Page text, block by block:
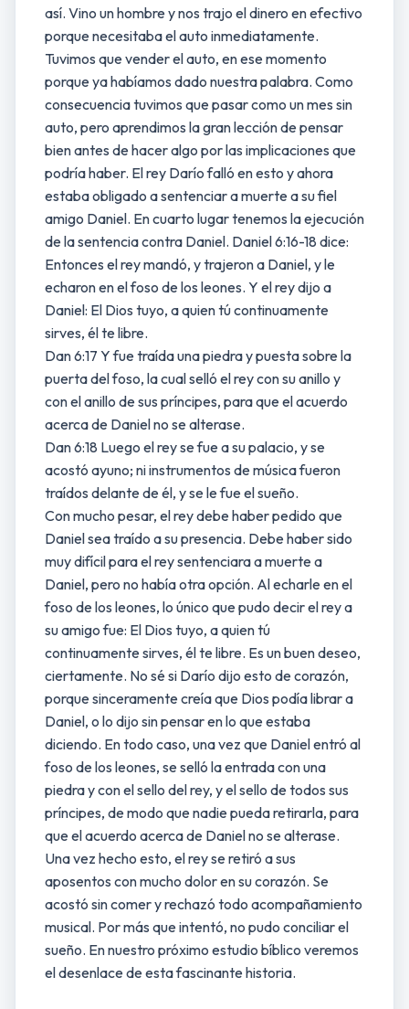
así. Vino un hombre y nos trajo el dinero en efectivo
porque necesitaba el auto inmediatamente.
Tuvimos que vender el auto, en ese momento
porque ya habíamos dado nuestra palabra. Como
consecuencia tuvimos que pasar como un mes sin
auto, pero aprendimos la gran lección de pensar
bien antes de hacer algo por las implicaciones que
podría haber. El rey Darío falló en esto y ahora
estaba obligado a sentenciar a muerte a su fiel
amigo Daniel. En cuarto lugar tenemos la ejecución
de la sentencia contra Daniel. Daniel 6:16-18 dice:
Entonces el rey mandó, y trajeron a Daniel, y le
echaron en el foso de los leones. Y el rey dijo a
Daniel: El Dios tuyo, a quien tú continuamente
sirves, él te libre.
Dan 6:17 Y fue traída una piedra y puesta sobre la
puerta del foso, la cual selló el rey con su anillo y
con el anillo de sus príncipes, para que el acuerdo
acerca de Daniel no se alterase.
Dan 6:18 Luego el rey se fue a su palacio, y se
acostó ayuno; ni instrumentos de música fueron
traídos delante de él, y se le fue el sueño.
Con mucho pesar, el rey debe haber pedido que
Daniel sea traído a su presencia. Debe haber sido
muy difícil para el rey sentenciara a muerte a
Daniel, pero no había otra opción. Al echarle en el
foso de los leones, lo único que pudo decir el rey a
su amigo fue: El Dios tuyo, a quien tú
continuamente sirves, él te libre. Es un buen deseo,
ciertamente. No sé si Darío dijo esto de corazón,
porque sinceramente creía que Dios podía librar a
Daniel, o lo dijo sin pensar en lo que estaba
diciendo. En todo caso, una vez que Daniel entró al
foso de los leones, se selló la entrada con una
piedra y con el sello del rey, y el sello de todos sus
príncipes, de modo que nadie pueda retirarla, para
que el acuerdo acerca de Daniel no se alterase.
Una vez hecho esto, el rey se retiró a sus
aposentos con mucho dolor en su corazón. Se
acostó sin comer y rechazó todo acompañamiento
musical. Por más que intentó, no pudo conciliar el
sueño. En nuestro próximo estudio bíblico veremos
el desenlace de esta fascinante historia.